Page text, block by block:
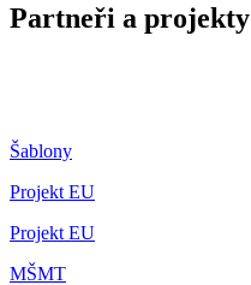
Partneři a projekty
Šablony
Projekt EU
Projekt EU
MŠMT